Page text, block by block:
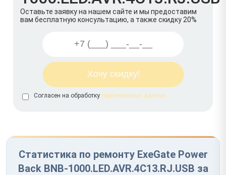
Оставьте заявку на нашем сайте и мы предоставим
вам бесплатную консультацию, а также скидку 20%
Согласен на обработку персональных данных
Статистика по ремонту ExeGate Power
Back BNB-1000.LED.AVR.4C13.RJ.USB за